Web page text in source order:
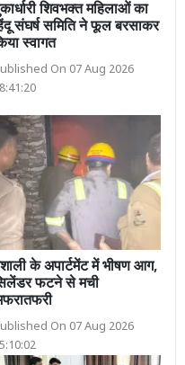
शिवभक्त महिलाओं का
संघर्ष समिति ने फूल बरसाकर
स्वागत
On 07 Aug 2026
के अपार्टमेंट में भीषण आग,
फटने से मची
On 07 Aug 2026